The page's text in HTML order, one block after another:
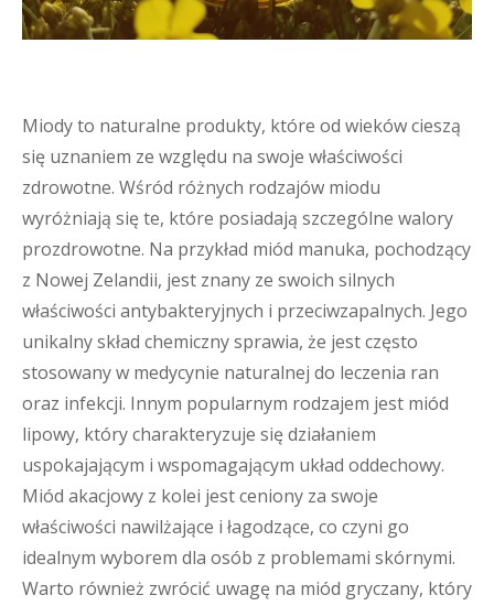
Miody to naturalne produkty, które od wieków cieszą
się uznaniem ze względu na swoje właściwości
zdrowotne. Wśród różnych rodzajów miodu
wyróżniają się te, które posiadają szczególne walory
prozdrowotne. Na przykład miód manuka, pochodzący
z Nowej Zelandii, jest znany ze swoich silnych
właściwości antybakteryjnych i przeciwzapalnych. Jego
unikalny skład chemiczny sprawia, że jest często
stosowany w medycynie naturalnej do leczenia ran
oraz infekcji. Innym popularnym rodzajem jest miód
lipowy, który charakteryzuje się działaniem
uspokajającym i wspomagającym układ oddechowy.
Miód akacjowy z kolei jest ceniony za swoje
właściwości nawilżające i łagodzące, co czyni go
idealnym wyborem dla osób z problemami skórnymi.
Warto również zwrócić uwagę na miód gryczany, który